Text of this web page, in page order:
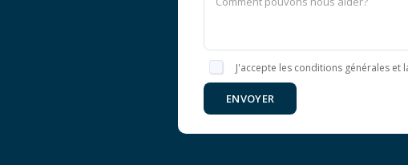
J'accepte les conditions générales
ENVOYER